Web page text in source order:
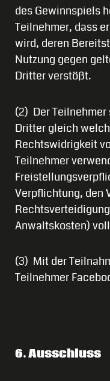
des Gewinnspiels
Teilnehmer, dass
wird, deren
Nutzung gegen
Dritter verstößt.
(2) Der
Dritter gleich
Rechtswidrigkeit
Teilnehmer
Verpflichtung, den
Anwaltskosten)
(3) Mit der
Teilnehmer
6. Ausschluss